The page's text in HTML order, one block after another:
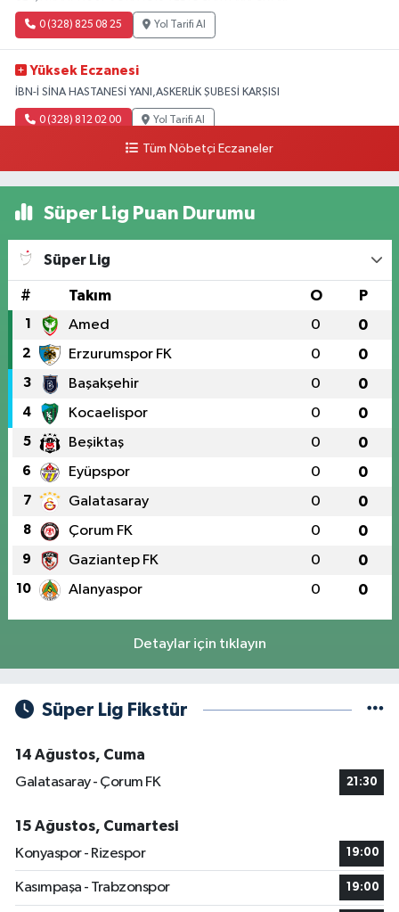
0 (328) 825 08 25 Yol Tarifi Al
Yüksek Eczanesi
İBN-İ SİNA HASTANESİ YANI,ASKERLİK ŞUBESİ KARŞISI
0 (328) 812 02 00 Yol Tarifi Al
Tüm Nöbetçi Eczaneler
Süper Lig Puan Durumu
Süper Lig
# Takım O P
1 Amed 0 0
2 Erzurumspor FK 0 0
3 Başakşehir 0 0
4 Kocaelispor 0 0
5 Beşiktaş 0 0
6 Eyüpspor 0 0
7 Galatasaray 0 0
8 Çorum FK 0 0
9 Gaziantep FK 0 0
10 Alanyaspor 0 0
Detaylar için tıklayın
Süper Lig Fikstür
14 Ağustos, Cuma
Galatasaray - Çorum FK
21:30
15 Ağustos, Cumartesi
Konyaspor - Rizespor
19:00
Kasımpaşa - Trabzonspor 19:00